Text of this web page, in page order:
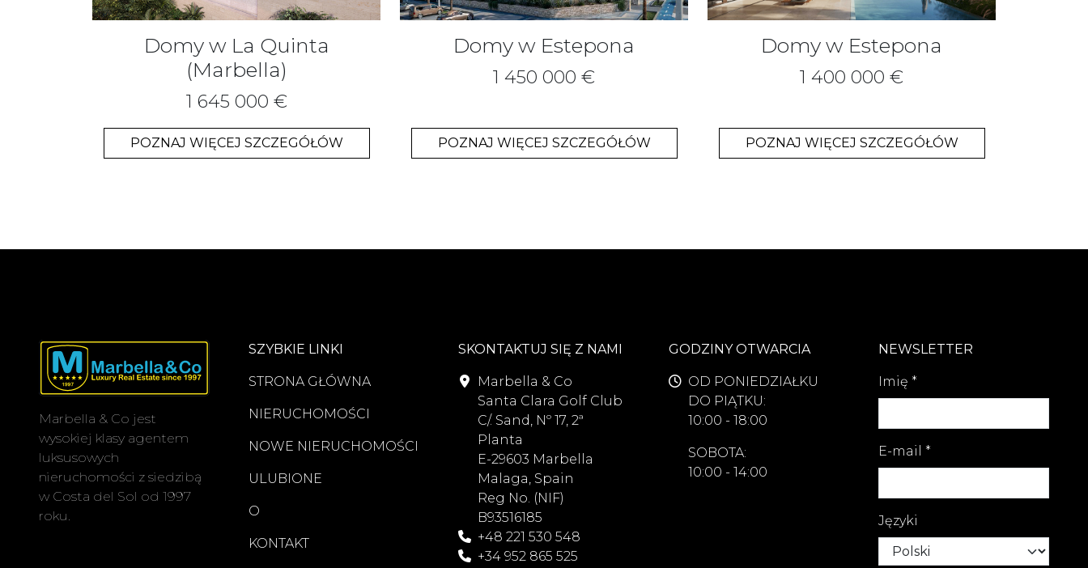
Domy w La Quinta
(Marbella)
1 645 000 €
POZNAJ WIĘCEJ SZCZEGÓŁÓW
Domy w Estepona
1 450 000 €
POZNAJ WIĘCEJ SZCZEGÓŁÓW
Domy w Estepona
1 400 000 €
POZNAJ WIĘCEJ SZCZEGÓŁÓW
Marbella & Co jest
wysokiej klasy agentem
luksusowych
nieruchomości z siedzibą
w Costa del Sol od 1997
roku.
SZYBKIE LINKI
STRONA GŁÓWNA
NIERUCHOMOŚCI
NOWE NIERUCHOMOŚCI
ULUBIONE
O
KONTAKT
SKONTAKTUJ SIĘ Z NAMI
Marbella & Co
Santa Clara Golf Club
C/. Sand, Nº 17, 2ª
Planta
E-29603 Marbella
Malaga, Spain
Reg No. (NIF)
B93516185
+48 221 530 548
+34 952 865 525
GODZINY OTWARCIA
OD PONIEDZIAŁKU
DO PIĄTKU:
10:00 - 18:00
SOBOTA:
10:00 - 14:00
NEWSLETTER
Imię *
E-mail *
Języki